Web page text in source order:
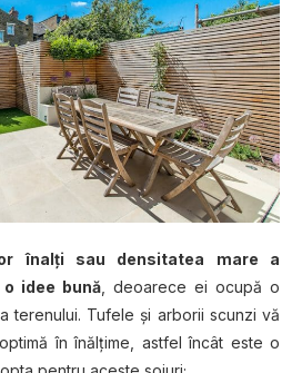
înalţi sau densitatea mare a
idee bună, deoarece ei ocupă o
terenului. Tufele şi arborii scunzi vă
în înălţime, astfel încât este o